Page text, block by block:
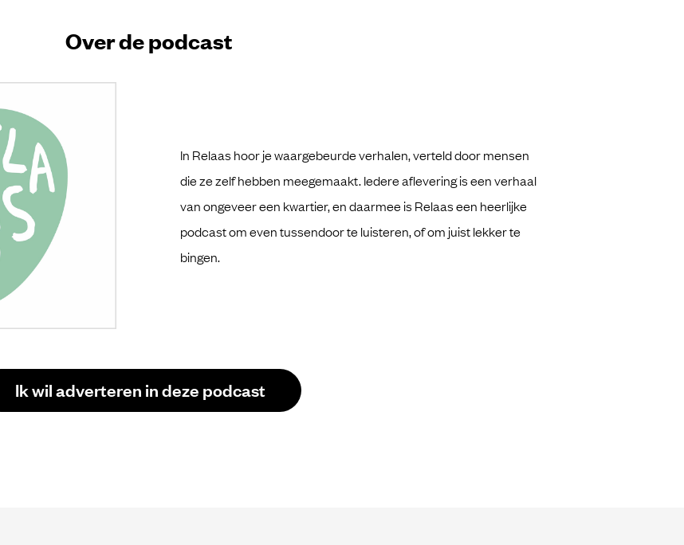
Over de podcast
In Relaas hoor je waargebeurde verhalen, verteld door mensen
die ze zelf hebben meegemaakt. Iedere aflevering is een verhaal
van ongeveer een kwartier, en daarmee is Relaas een heerlijke
podcast om even tussendoor te luisteren, of om juist lekker te
bingen.
Ik wil adverteren in deze podcast